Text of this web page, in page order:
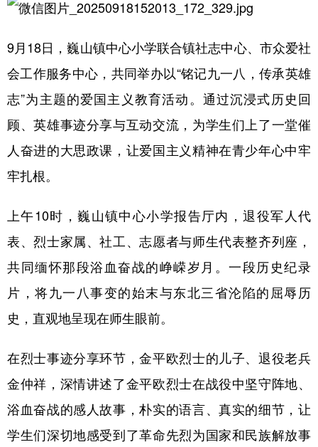
9月18日，巍山镇中心小学联合镇社志中心、市众爱社
会工作服务中心，共同举办以“铭记九一八，传承英雄
志”为主题的爱国主义教育活动。通过沉浸式历史回
顾、英雄事迹分享与互动交流，为学生们上了一堂催
人奋进的大思政课，让爱国主义精神在青少年心中牢
牢扎根。
上午10时，巍山镇中心小学报告厅内，退役军人代
表、烈士家属、社工、志愿者与师生代表整齐列座，
共同缅怀那段浴血奋战的峥嵘岁月。一段历史纪录
片，将九一八事变的始末与东北三省沦陷的屈辱历
史，直观地呈现在师生眼前。
在烈士事迹分享环节，金平欧烈士的儿子、退役老兵
金仲祥，深情讲述了金平欧烈士在战役中坚守阵地、
浴血奋战的感人故事，朴实的语言、真实的细节，让
学生们深切地感受到了革命先烈为国家和民族解放事